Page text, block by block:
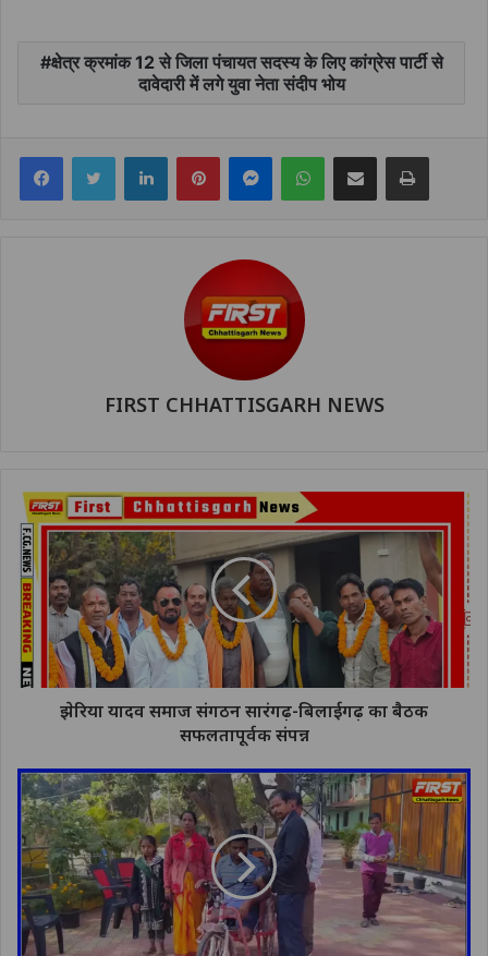
क्षेत्र क्रमांक 12 से जिला पंचायत सदस्य के लिए कांग्रेस पार्टी से
दावेदारी में लगे युवा नेता संदीप भोय
FacebookTwitter LinkedInPinterestMessengerWhatsAppShare via Email Print
FIRST CHHATTISGARH NEWS
झेरिया यादव समाज संगठन सारंगढ़-बिलाईगढ़ का बैठक
सफलतापूर्वक संपन्न